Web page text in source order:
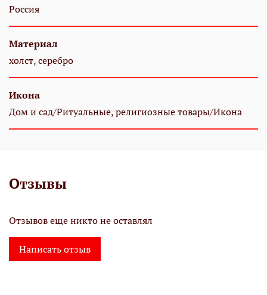
Россия
Материал
холст, серебро
Икона
Дом и сад/Ритуальные, религиозные товары/Икона
Отзывы
Отзывов еще никто не оставлял
Написать отзыв